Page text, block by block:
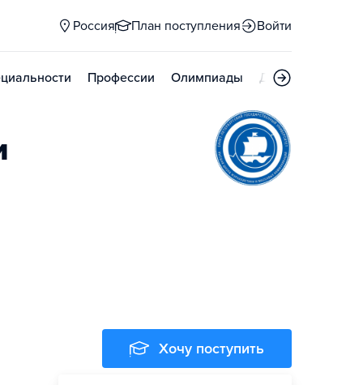
Россия План поступления Войти
Профессии Олимпиады Дни открытых
Хочу поступить